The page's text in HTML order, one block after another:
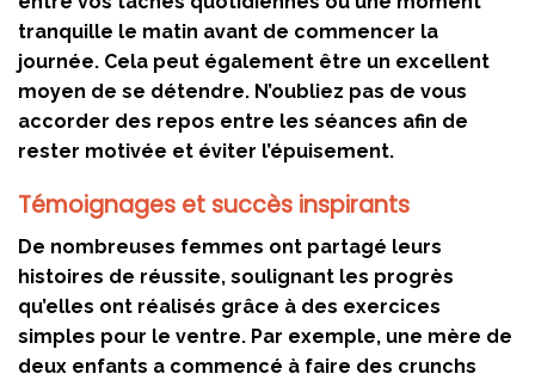
tranquille le matin avant de commencer la
journée. Cela peut également être un excellent
moyen de se détendre. N’oubliez pas de vous
accorder des repos entre les séances afin de
rester motivée et éviter l’épuisement.
Témoignages et succès inspirants
De nombreuses femmes ont partagé leurs
histoires de réussite, soulignant les progrès
qu’elles ont réalisés grâce à des exercices
simples pour le ventre. Par exemple, une mère de
deux enfants a commencé à faire des crunchs